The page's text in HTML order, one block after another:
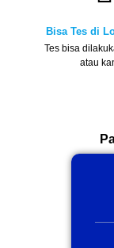
Bisa Tes di
Tes bisa
atau